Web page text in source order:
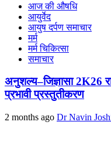
आज की औषधि
आयुर्वेद
आयुष दर्पण समाचार
मर्म
मर्म चिकित्सा
समाचार
अनुशल्य–जिज्ञासा 2K26
प्रभावी प्रस्तुतीकरण
2 months ago Dr Navin